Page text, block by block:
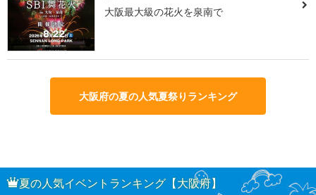
大阪最大級の花火を泉南で
大阪府の夏の人気夏祭りランキング
夏の人気イベントランキング【大阪府】